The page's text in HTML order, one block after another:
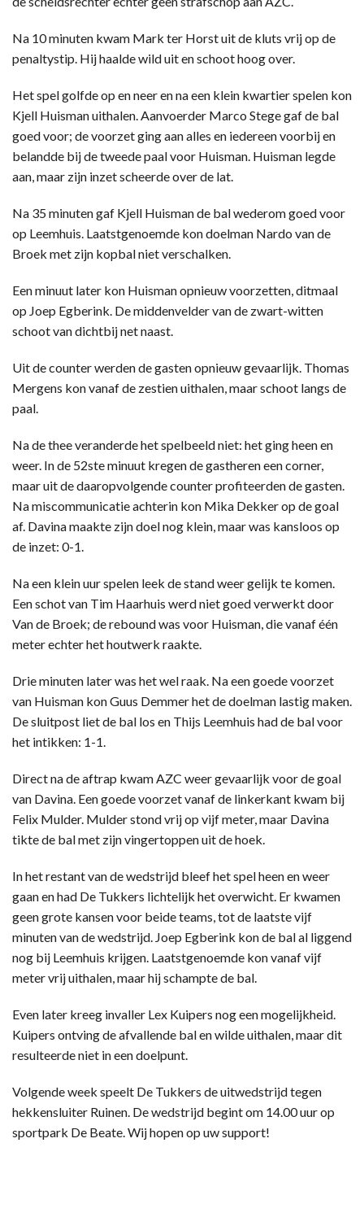
Na 10 minuten kwam Mark ter Horst uit de kluts vrij op de
penaltystip. Hij haalde wild uit en schoot hoog over.
Het spel golfde op en neer en na een klein kwartier spelen kon
Kjell Huisman uithalen. Aanvoerder Marco Stege gaf de bal
goed voor; de voorzet ging aan alles en iedereen voorbij en
belandde bij de tweede paal voor Huisman. Huisman legde
aan, maar zijn inzet scheerde over de lat.
Na 35 minuten gaf Kjell Huisman de bal wederom goed voor
op Leemhuis. Laatstgenoemde kon doelman Nardo van de
Broek met zijn kopbal niet verschalken.
Een minuut later kon Huisman opnieuw voorzetten, ditmaal
op Joep Egberink. De middenvelder van de zwart-witten
schoot van dichtbij net naast.
Uit de counter werden de gasten opnieuw gevaarlijk. Thomas
Mergens kon vanaf de zestien uithalen, maar schoot langs de
paal.
Na de thee veranderde het spelbeeld niet: het ging heen en
weer. In de 52ste minuut kregen de gastheren een corner,
maar uit de daaropvolgende counter profiteerden de gasten.
Na miscommunicatie achterin kon Mika Dekker op de goal
af. Davina maakte zijn doel nog klein, maar was kansloos op
de inzet: 0-1.
Na een klein uur spelen leek de stand weer gelijk te komen.
Een schot van Tim Haarhuis werd niet goed verwerkt door
Van de Broek; de rebound was voor Huisman, die vanaf één
meter echter het houtwerk raakte.
Drie minuten later was het wel raak. Na een goede voorzet
van Huisman kon Guus Demmer het de doelman lastig maken.
De sluitpost liet de bal los en Thijs Leemhuis had de bal voor
het intikken: 1-1.
Direct na de aftrap kwam AZC weer gevaarlijk voor de goal
van Davina. Een goede voorzet vanaf de linkerkant kwam bij
Felix Mulder. Mulder stond vrij op vijf meter, maar Davina
tikte de bal met zijn vingertoppen uit de hoek.
In het restant van de wedstrijd bleef het spel heen en weer
gaan en had De Tukkers lichtelijk het overwicht. Er kwamen
geen grote kansen voor beide teams, tot de laatste vijf
minuten van de wedstrijd. Joep Egberink kon de bal al liggend
nog bij Leemhuis krijgen. Laatstgenoemde kon vanaf vijf
meter vrij uithalen, maar hij schampte de bal.
Even later kreeg invaller Lex Kuipers nog een mogelijkheid.
Kuipers ontving de afvallende bal en wilde uithalen, maar dit
resulteerde niet in een doelpunt.
Volgende week speelt De Tukkers de uitwedstrijd tegen
hekkensluiter Ruinen. De wedstrijd begint om 14.00 uur op
sportpark De Beate. Wij hopen op uw support!